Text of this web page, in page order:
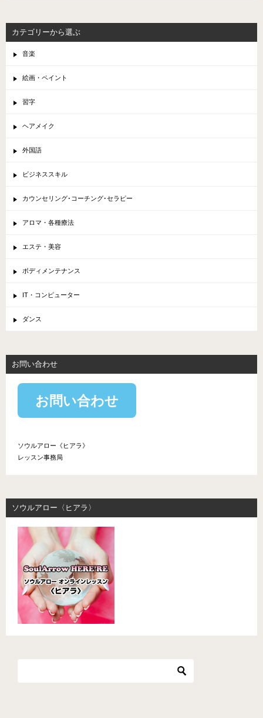
カテゴリーから選ぶ
音楽
絵画・ペイント
習字
ヘアメイク
外国語
ビジネススキル
カウンセリング･コーチング･セラピー
アロマ・各種療法
エステ・美容
ボディメンテナンス
IT・コンピューター
ダンス
お問い合わせ
お問い合わせ
ソウルアロー《ヒアラ》
レッスン事務局
ソウルアロー〈ヒアラ〉